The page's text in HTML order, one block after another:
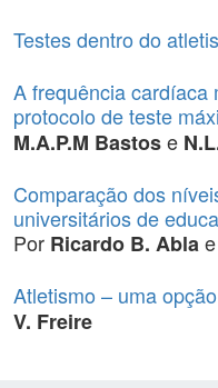
Testes dentro do
A frequência cardíaca
protocolo de teste
M.A.P.M Bastose
Comparação dos
universitários de
Por Ricardo B. Ablae
Atletismo – uma
V. Freire